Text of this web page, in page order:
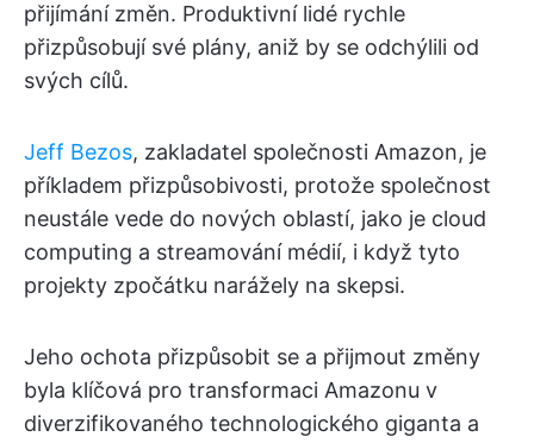
přijímání změn. Produktivní lidé rychle
přizpůsobují své plány, aniž by se odchýlili od
svých cílů.
Jeff Bezos, zakladatel společnosti Amazon, je
příkladem přizpůsobivosti, protože společnost
neustále vede do nových oblastí, jako je cloud
computing a streamování médií, i když tyto
projekty zpočátku narážely na skepsi.
Jeho ochota přizpůsobit se a přijmout změny
byla klíčová pro transformaci Amazonu v
diverzifikovaného technologického giganta a